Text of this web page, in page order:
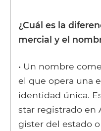
¿Cuál es la
mercial y el
• Un nombre
el que opera una
identidad única.
star registrado en
gister del estado